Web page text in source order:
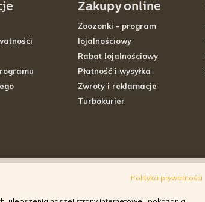
Zakupy online
Zoozonki - program
lojalnościowy
Rabat lojalnościowy
Płatność i wysyłka
Zwroty i reklamacje
Turbokurier
Polityka prywatności